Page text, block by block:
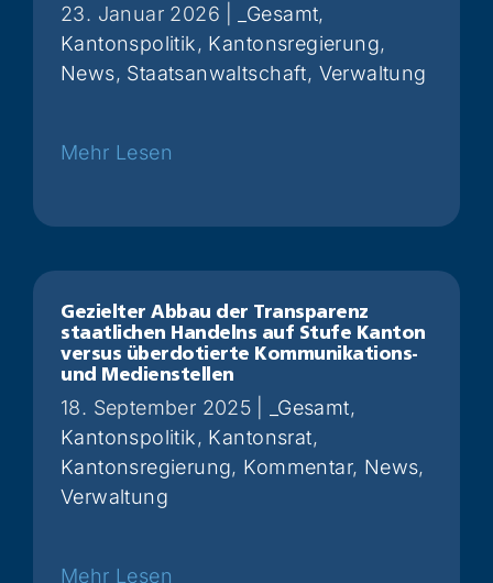
23. Januar 2026 _Gesamt,
Kantonspolitik, Kantonsregierung,
News, Staatsanwaltschaft, Verwaltung
Gezielter Abbau der Transparenz
staatlichen Handelns auf Stufe Kanton
versus überdotierte Kommunikations-
und Medienstellen
18. September 2025 _Gesamt,
Kantonspolitik, Kantonsrat,
Kantonsregierung, Kommentar, News,
Verwaltung